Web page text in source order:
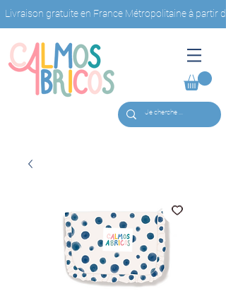
Livraison gratuite en France Métropolitaine à